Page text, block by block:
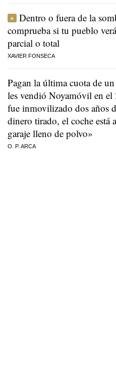
Dentro o fuera de la
comprueba si tu pueblo
parcial o total
XAVIER FONSECA
Pagan la última cuota de
les vendió Noyamóvil en
fue inmovilizado dos años
dinero tirado, el coche está
garaje lleno de polvo»
O. P. ARCA